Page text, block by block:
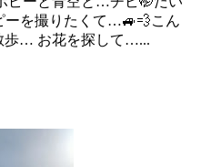
ーを撮りたくて…🚙💨こん
歩… お花を探して…...